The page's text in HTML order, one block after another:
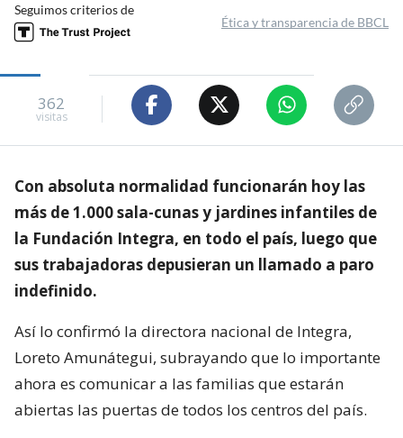
Seguimos criterios de
Ética y transparencia de BBCL
362
visitas
Con absoluta normalidad funcionarán hoy las
más de 1.000 sala-cunas y jardines infantiles de
la Fundación Integra, en todo el país, luego que
sus trabajadoras depusieran un llamado a paro
indefinido.
Así lo confirmó la directora nacional de Integra,
Loreto Amunátegui, subrayando que lo importante
ahora es comunicar a las familias que estarán
abiertas las puertas de todos los centros del país.